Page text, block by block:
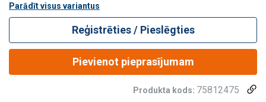
Parādīt visus variantus
Reģistrēties / Pieslēgties
Pievienot pieprasījumam
Produkta kods: 75812475